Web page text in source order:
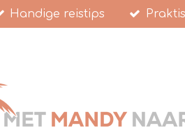
Handige reistips